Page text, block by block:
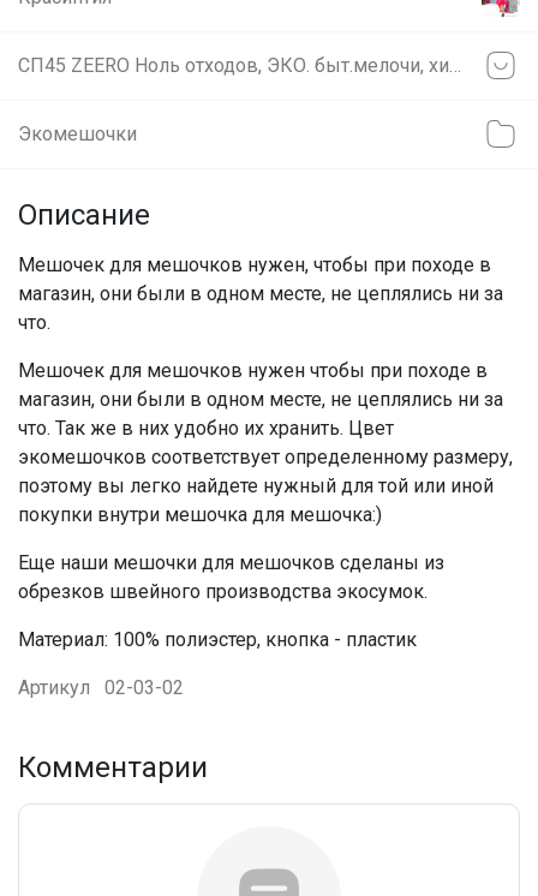
Экомешочки
Описание
Мешочек для мешочков нужен, чтобы при походе в
магазин, они были в одном месте, не цеплялись ни за
что.
Мешочек для мешочков нужен чтобы при походе в
магазин, они были в одном месте, не цеплялись ни за
что. Так же в них удобно их хранить. Цвет
экомешочков соответствует определенному размеру,
поэтому вы легко найдете нужный для той или иной
покупки внутри мешочка для мешочка:)
Еще наши мешочки для мешочков сделаны из
обрезков швейного производства экосумок.
Материал: 100% полиэстер, кнопка - пластик
Артикул 02-03-02
Комментарии